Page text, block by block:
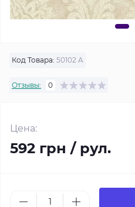
Код Товара: 50102 A
Отзывы: 0
Цена:
592 грн / рул.